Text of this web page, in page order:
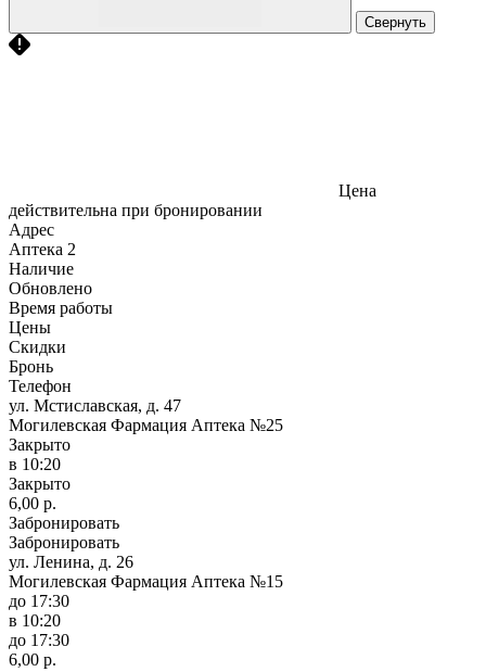
Свернуть
Цена
действительна при бронировании
Адрес
Аптека 2
Наличие
Обновлено
Время работы
Цены
Скидки
Бронь
Телефон
ул. Мстиславская, д. 47
Могилевская Фармация Аптека №25
Закрыто
в 10:20
Закрыто
6,00 р.
Забронировать
Забронировать
ул. Ленина, д. 26
Могилевская Фармация Аптека №15
до 17:30
в 10:20
до 17:30
6,00 р.